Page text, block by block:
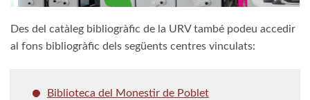
Des del catàleg bibliogràfic de la URV també podeu accedir
al fons bibliogràfic dels següents centres vinculats:
Biblioteca del Monestir de Poblet